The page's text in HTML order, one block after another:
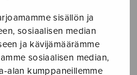
sisällön ja
sosiaalisen median
ja kävijämäärämme
sosiaalisen median,
alan kumppaneillemme